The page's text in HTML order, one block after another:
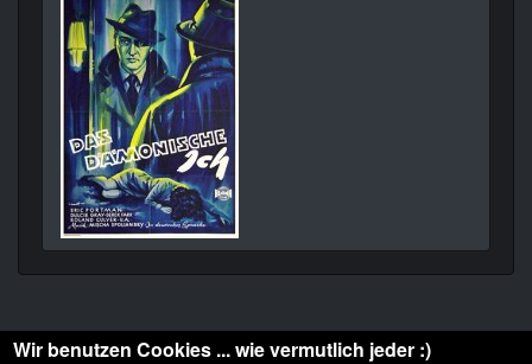
Wir benutzen Cookies ... wie vermutlich jeder :)